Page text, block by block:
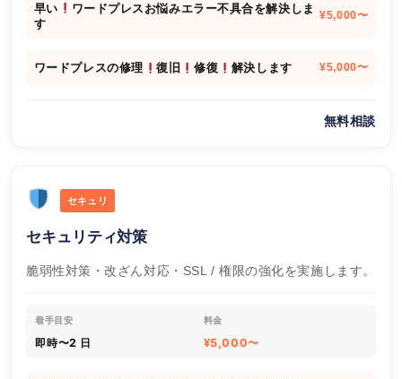
早い
ワードプレスお悩みエラー不具合を解決しま
す
¥5,000〜
ワードプレスの修理 復旧 修復 解決します ¥5,000〜
無料相談
セキュリ
セキュリティ対策
脆弱性対策・改ざん対応・SSL / 権限の強化を実施します。
着手目安
即時〜2 日
料金
¥5,000〜